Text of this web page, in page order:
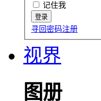
记住我
寻回密码注册
视界
图册